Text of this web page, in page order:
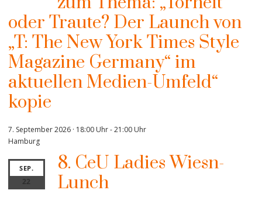
oder Traute? Der Launch von
„T: The New York Times Style
Magazine Germany“ im
aktuellen Medien-Umfeld“
kopie
7. September 2026 · 18:00 Uhr-21:00 Uhr
Hamburg
SEP.
22
8. CeU Ladies Wiesn-
Lunch